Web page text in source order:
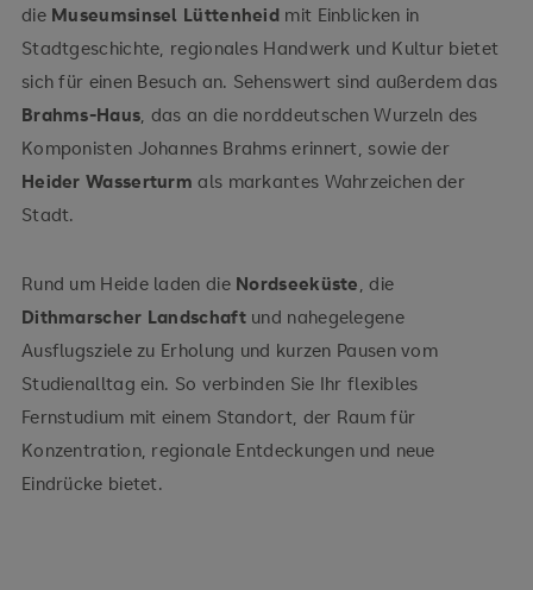
die Museumsinsel Lüttenheid mit Einblicken in
Stadtgeschichte, regionales Handwerk und Kultur bietet
sich für einen Besuch an. Sehenswert sind außerdem das
Brahms-Haus , das an die norddeutschen Wurzeln des
Komponisten Johannes Brahms erinnert, sowie der
Heider Wasserturm als markantes Wahrzeichen der
Stadt.
Rund um Heide laden die Nordseeküste , die
Dithmarscher Landschaftund nahegelegene
Ausflugsziele zu Erholung und kurzen Pausen vom
Studienalltag ein. So verbinden Sie Ihr flexibles
Fernstudium mit einem Standort, der Raum für
Konzentration, regionale Entdeckungen und neue
Eindrücke bietet.